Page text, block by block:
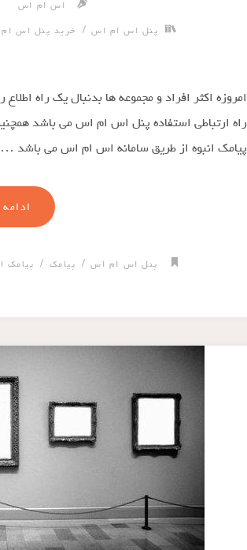
اس ام اس
پنل اس ام اس / خرید پنل اس
امروزه اکثر افراد و مجموعه ها بدنبال یک راه
راه ارتباطی استفاده پنل اس ام اس می باشد
پیامک انبوه از طریق سامانه اس ام اس می باشد …
پنل اس ام اس/ پیامک / پیامک